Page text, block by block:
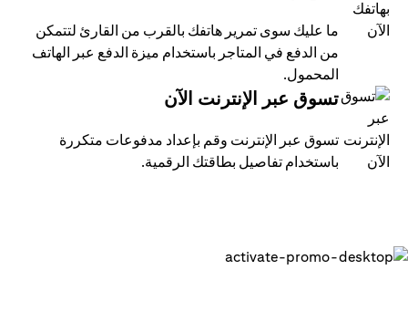
ما عليك سوى تمرير هاتفك بالقرب من القارئ لتتمكن
من الدفع في المتاجر باستخدام ميزة الدفع عبر الهاتف
المحمول.
تسوق عبر الإنترنت الآن
تسوق عبر الإنترنت وقم بإعداد مدفوعات متكررة
باستخدام تفاصيل بطاقتك الرقمية.